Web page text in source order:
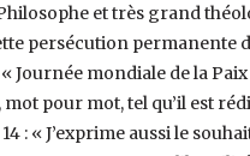
et très grand
persécution permanente
Journée mondiale de la Paix
mot pour mot, tel qu’il est
: « J’exprime aussi le